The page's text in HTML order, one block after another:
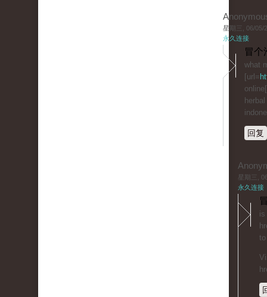
星期三, 06/05/
永久连接
冒个
what
[url=
herbal
回复
星期三,
永久连接
is